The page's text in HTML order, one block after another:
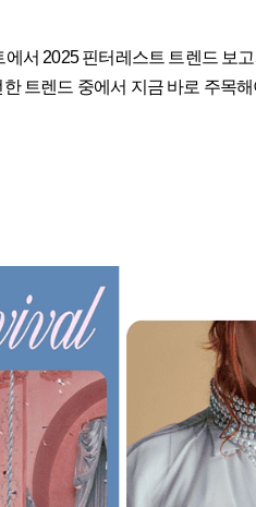
서 2025 핀터레스트 트렌드 보
트렌드 중에서 지금 바로 주목